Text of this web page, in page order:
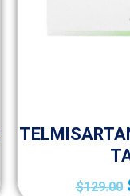
$129.00